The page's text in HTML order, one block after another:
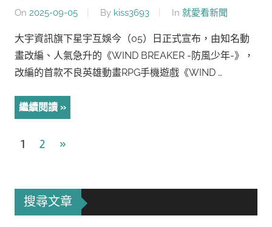
On 2025-09-05 By kiss3693 In 就愛看新聞
大宇資訊旗下星宇互娛今（05）日正式宣布，由知名動
畫改編、人氣急升的《WIND BREAKER -防風少年-》，
改編的首款不良英雄動畫RPG手機遊戲《WIND …
繼續閱讀
文
導
覽
1 2
Next
»
搜尋文章